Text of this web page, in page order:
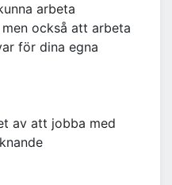
arbeta
också att arbeta
för dina egna
av att jobba med